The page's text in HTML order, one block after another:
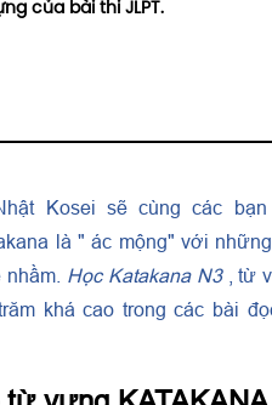
của bài thi JLPT.
Kosei sẽ cùng các
là " ác mộng" với
Học Katakana N3, từ
khá cao trong các bài